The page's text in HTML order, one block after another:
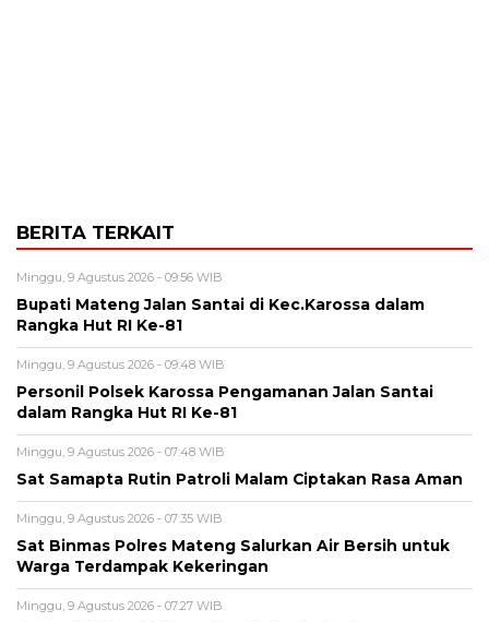
BERITA TERKAIT
Minggu, 9 Agustus 2026 - 09:56 WIB
Bupati Mateng Jalan Santai di Kec.Karossa dalam
Rangka Hut RI Ke-81
Minggu, 9 Agustus 2026 - 09:48 WIB
Personil Polsek Karossa Pengamanan Jalan Santai
dalam Rangka Hut RI Ke-81
Minggu, 9 Agustus 2026 - 07:48 WIB
Sat Samapta Rutin Patroli Malam Ciptakan Rasa Aman
Minggu, 9 Agustus 2026 - 07:35 WIB
Sat Binmas Polres Mateng Salurkan Air Bersih untuk
Warga Terdampak Kekeringan
Minggu, 9 Agustus 2026 - 07:27 WIB